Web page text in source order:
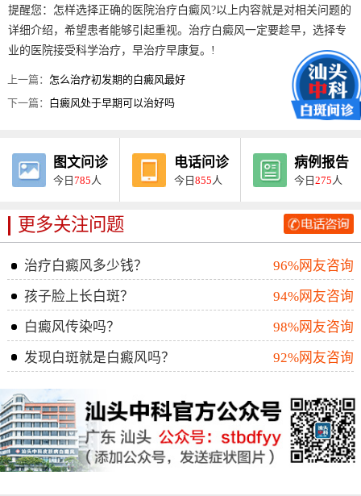
提醒您：怎样选择正确的医院治疗白癜风?以上内容就是对相关问题的
详细介绍，希望患者能够引起重视。治疗白癜风一定要趁早，选择专
业的医院接受科学治疗，早治疗早康复。!
上一篇： 怎么治疗初发期的白癜风最好
下一篇： 白癜风处于早期可以治好吗
图文问诊
今日785 人
电话问诊
今日855 人
病例报告
今日275 人
更多关注问题
治疗白癜风多少钱？
96%网友咨询
孩子脸上长白斑？
94%网友咨询
白癜风传染吗？
98%网友咨询
发现白斑就是白癜风吗？
92%网友咨询